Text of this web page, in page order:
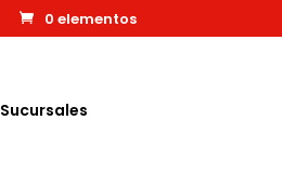
0 elementos
Sucursales